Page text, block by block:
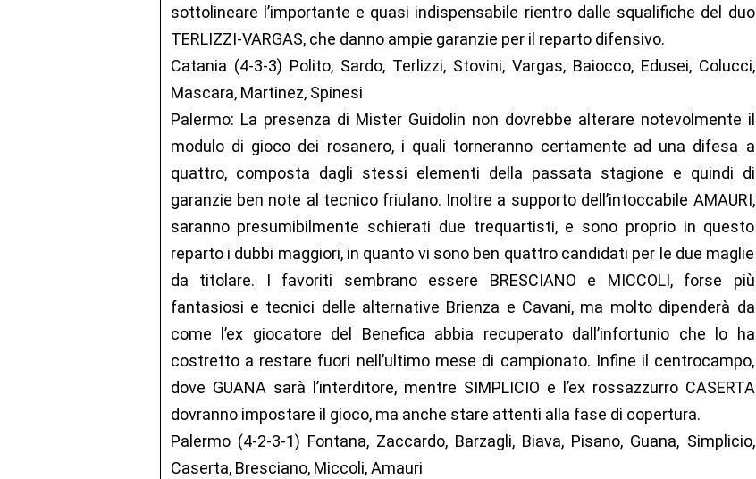
sottolineare l’importante e quasi indispensabile rientro dalle squalifiche del duo
TERLIZZI-VARGAS, che danno ampie garanzie per il reparto difensivo.
Catania (4-3-3) Polito, Sardo, Terlizzi, Stovini, Vargas, Baiocco, Edusei, Colucci,
Mascara, Martinez, Spinesi
Palermo: La presenza di Mister Guidolin non dovrebbe alterare notevolmente il
modulo di gioco dei rosanero, i quali torneranno certamente ad una difesa a
quattro, composta dagli stessi elementi della passata stagione e quindi di
garanzie ben note al tecnico friulano. Inoltre a supporto dell’intoccabile AMAURI,
saranno presumibilmente schierati due trequartisti, e sono proprio in questo
reparto i dubbi maggiori, in quanto vi sono ben quattro candidati per le due maglie
da titolare. I favoriti sembrano essere BRESCIANO e MICCOLI, forse più
fantasiosi e tecnici delle alternative Brienza e Cavani, ma molto dipenderà da
come l’ex giocatore del Benefica abbia recuperato dall’infortunio che lo ha
costretto a restare fuori nell’ultimo mese di campionato. Infine il centrocampo,
dove GUANA sarà l’interditore, mentre SIMPLICIO e l’ex rossazzurro CASERTA
dovranno impostare il gioco, ma anche stare attenti alla fase di copertura.
Palermo (4-2-3-1) Fontana, Zaccardo, Barzagli, Biava, Pisano, Guana, Simplicio,
Caserta, Bresciano, Miccoli, Amauri